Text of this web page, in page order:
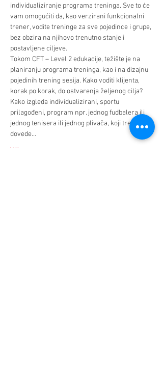
individualiziranje programa treninga. Sve to će
vam omogućiti da, kao verzirani funkcionalni
trener, vodite treninge za sve pojedince i grupe,
bez obzira na njihovo trenutno stanje i
postavljene ciljeve.
Tokom CFT – Level 2 edukacije, težište je na
planiranju programa treninga, kao i na dizajnu
pojedinih trening sesija. Kako voditi klijenta,
korak po korak, do ostvarenja željenog cilja?
Kako izgleda individualizirani, sportu
prilagođeni, program npr. jednog fudbalera ili
jednog tenisera ili jednog plivača, koji treba da
dovede…
Više >